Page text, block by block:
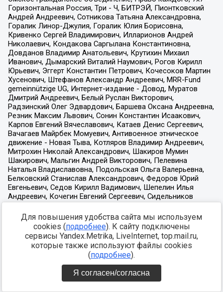
Для повышения удобства сайта мы используем
cookies (подробнее). К сайту подключены
сервисы Yandex.Metrika, LiveInternet, top.mail.ru,
которые также используют файлы cookies
(подробнее).
Я согласен/согласна